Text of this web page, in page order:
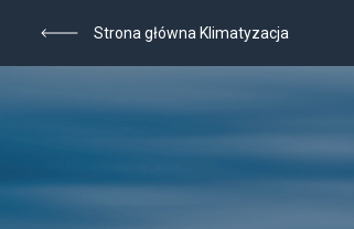
Strona główna Klimatyzacja